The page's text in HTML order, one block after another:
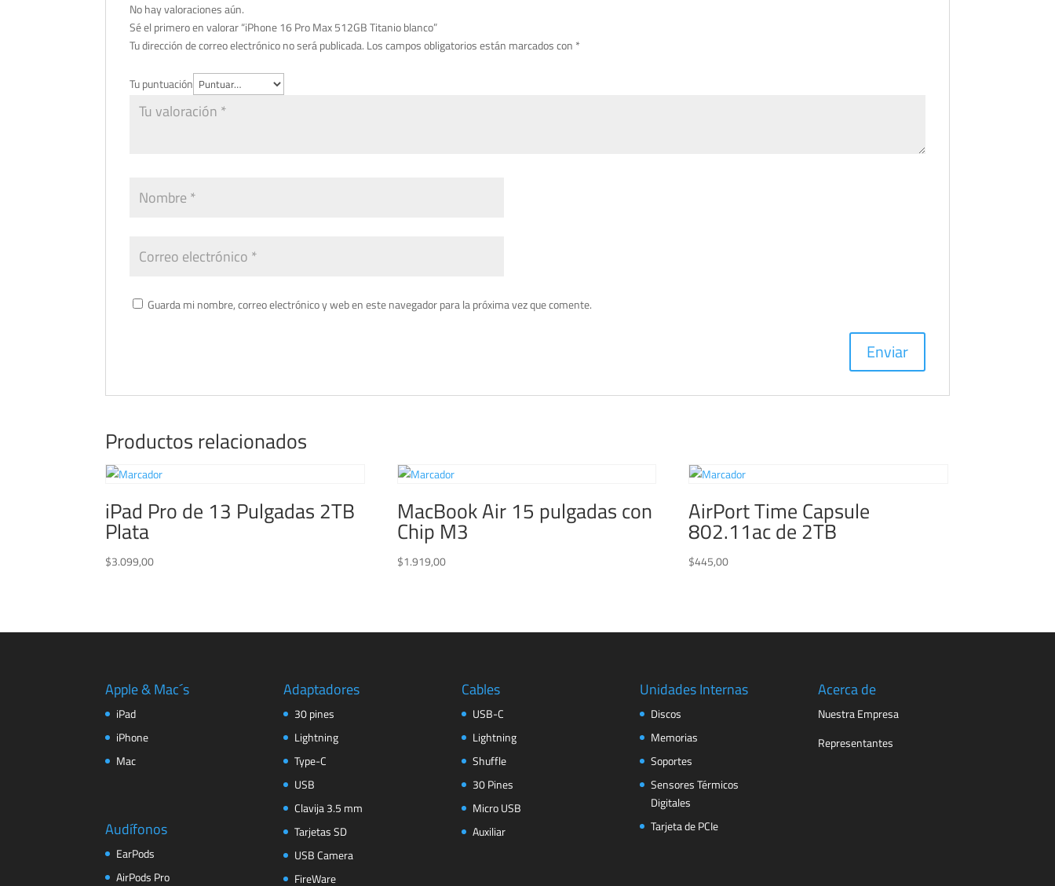
No hay valoraciones aún.
Sé el primero en valorar “iPhone 16 Pro Max 512GB Titanio blanco”
Tu dirección de correo electrónico no será publicada. Los campos obligatorios están marcados con *
Tu puntuación
Guarda mi nombre, correo electrónico y web en este navegador para la próxima vez que comente.
Productos relacionados
iPad Pro de 13 Pulgadas 2TB
Plata
$3.099,00
MacBook Air 15 pulgadas con
Chip M3
$1.919,00
AirPort Time Capsule
802.11ac de 2TB
$445,00
Apple & Mac´s
iPad
iPhone
Mac
Audífonos
EarPods
AirPods Pro
Adaptadores
30 pines
Lightning
Type-C
USB
Clavija 3.5 mm
Tarjetas SD
USB Camera
FireWare
Cables
USB-C
Lightning
Shuffle
30 Pines
Micro USB
Auxiliar
Unidades Internas
Discos
Memorias
Soportes
Sensores Térmicos
Digitales
Tarjeta de PCIe
Acerca de
Nuestra Empresa
Representantes